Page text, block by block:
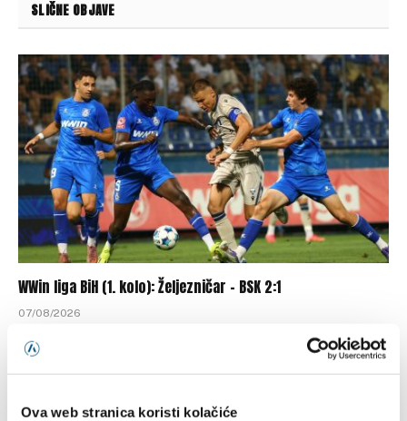
Ova web stranica koristi kolačiće
SLIČNE OBJAVE
WWin liga BiH (1. kolo): Željezničar – BSK 2:1
07/08/2026